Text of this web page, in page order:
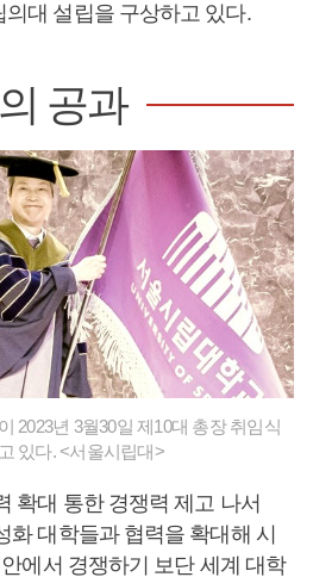
대 설립을 구상하고 있다.
공과
2023년 3월30일 제10대 총장 취임식
있다. <서울시립대>
확대 통한 경쟁력 제고 나서
화 대학들과 협력을 확대해 시
에서 경쟁하기 보단 세계 대학